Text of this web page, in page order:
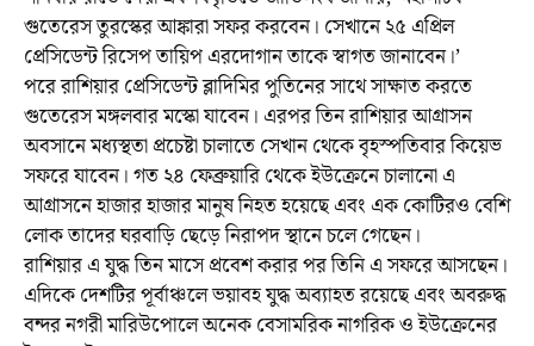
গুতেরেস তুরস্কের আঙ্কারা সফর করবেন। সেখানে ২৫ এপ্রিল
প্রেসিডেন্ট রিসেপ তায়িপ এরদোগান তাকে স্বাগত জানাবেন।’
পরে রাশিয়ার প্রেসিডেন্ট ব্লাদিমির পুতিনের সাথে সাক্ষাত করতে
গুতেরেস মঙ্গলবার মস্কো যাবেন। এরপর তিন রাশিয়ার আগ্রাসন
অবসানে মধ্যস্থতা প্রচেষ্টা চালাতে সেখান থেকে বৃহস্পতিবার কিয়েভ
সফরে যাবেন। গত ২৪ ফেব্রুয়ারি থেকে ইউক্রেনে চালানো এ
আগ্রাসনে হাজার হাজার মানুষ নিহত হয়েছে এবং এক কোটিরও বেশি
লোক তাদের ঘরবাড়ি ছেড়ে নিরাপদ স্থানে চলে গেছেন।
রাশিয়ার এ যুদ্ধ তিন মাসে প্রবেশ করার পর তিনি এ সফরে আসছেন।
এদিকে দেশটির পূর্বাঞ্চলে ভয়াবহ যুদ্ধ অব্যাহত রয়েছে এবং অবরুদ্ধ
বন্দর নগরী মারিউপোলে অনেক বেসামরিক নাগরিক ও ইউক্রেনের